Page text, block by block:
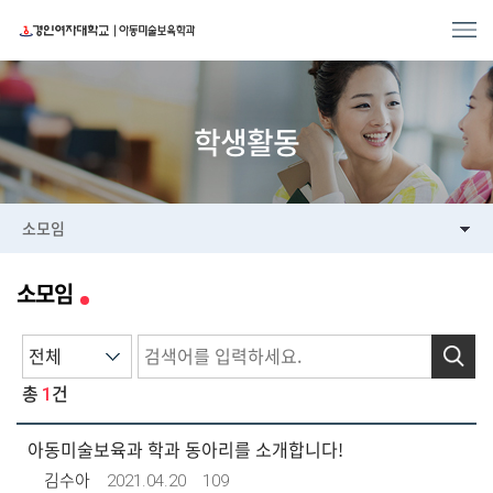
학생활동
소모임
소모임
총 1 건
아동미술보육과 학과 동아리를 소개합니다!
김수아 2021.04.20 109